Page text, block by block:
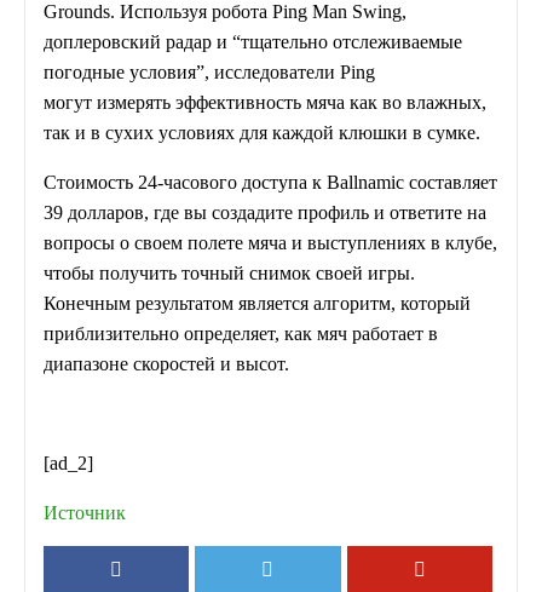
Grounds. Используя робота Ping Man Swing,
доплеровский радар и “тщательно отслеживаемые
погодные условия”, исследователи Ping
могут измерять эффективность мяча как во влажных,
так и в сухих условиях для каждой клюшки в сумке.
Стоимость 24-часового доступа к Ballnamic составляет
39 долларов, где вы создадите профиль и ответите на
вопросы о своем полете мяча и выступлениях в клубе,
чтобы получить точный снимок своей игры.
Конечным результатом является алгоритм, который
приблизительно определяет, как мяч работает в
диапазоне скоростей и высот.
[ad_2]
Источник